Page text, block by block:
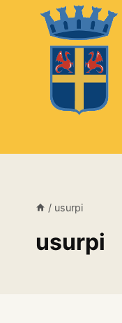
contenuto
/ usurpi
usurpi